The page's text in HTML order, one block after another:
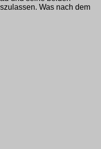
Was nach dem